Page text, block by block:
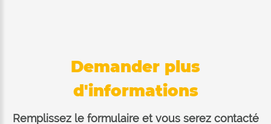
Demander plus
d'informations
Remplissez le formulaire et vous serez contacté